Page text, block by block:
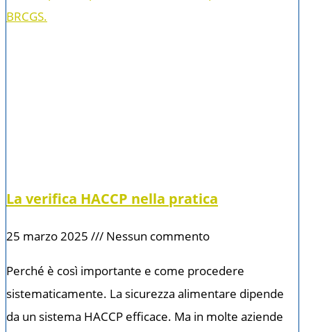
La verifica HACCP nella pratica
25 marzo 2025 Nessun commento
Perché è così importante e come procedere
sistematicamente. La sicurezza alimentare dipende
da un sistema HACCP efficace. Ma in molte aziende